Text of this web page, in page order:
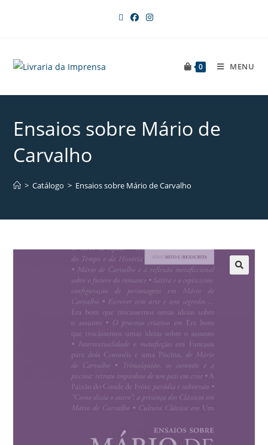
0 MENU
Ensaios sobre Mário de
Carvalho
> Catálogo > Ensaios sobre Mário de Carvalho